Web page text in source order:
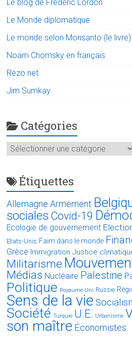
Le blog de Frédéric Lordon
Le Monde diplomatique
Le monde selon Monsanto (le livre)
Noam Chomsky en français
Rezo.net
Jim Sumkay
Catégories
Catégories
Étiquettes
Allemagne Armement
sociales Covid-19
Ecologie de gouvernement
Etats-Unis Faim dans le monde
Grèce Immigration Justice
Militarisme
Médias Nucléaire Palestine
Politique Royaume-Uni Russie
Sens de la vie
Société Turquie U.E. Urbanisme
son maître Économistes